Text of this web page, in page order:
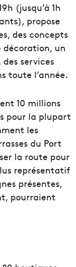
(jusqu’à 1h
propose
des concepts
décoration, un
services
toute l’année.
10 millions
pour la plupart
les
du Port
la route pour
représentatif
présentes,
pourraient